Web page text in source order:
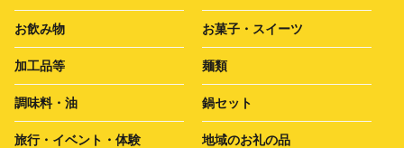
お飲み物 お菓子・スイーツ
加工品等 麺類
調味料・油 鍋セット
旅行・イベント・体験 地域のお礼の品